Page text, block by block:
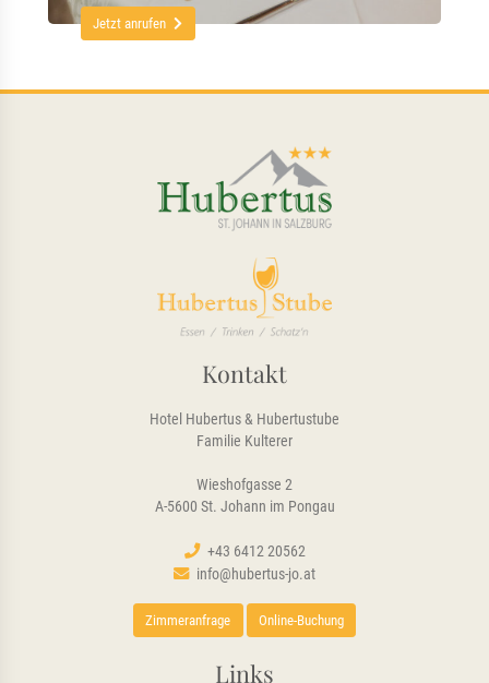
Jetzt anrufen
Kontakt
Hotel Hubertus & Hubertustube
Familie Kulterer
Wieshofgasse 2
A-5600 St. Johann im Pongau
+43 6412 20562
info@hubertus-jo.at
Zimmeranfrage Online-Buchung
Links